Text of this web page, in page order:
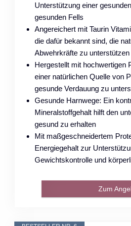
Unterstützung einer
gesunden Fells
Angereichert mit Taurin
die dafür bekannt sind, die
Abwehrkräfte zu unterstützen
Hergestellt mit hochwertigen
einer natürlichen Quelle von
gesunde Verdauung zu
Gesunde Harnwege: Ein
Mineralstoffgehalt hilft den
gesund zu erhalten
Mit maßgeschneidertem
Energiegehalt zur
Gewichtskontrolle und
Zum